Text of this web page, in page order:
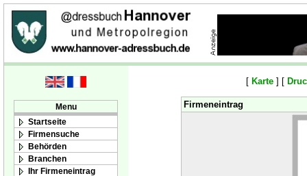
Menu
Startseite
Firmensuche
Behörden
Branchen
Ihr Firmeneintrag
[ Karte ] [
Firmeneintrag